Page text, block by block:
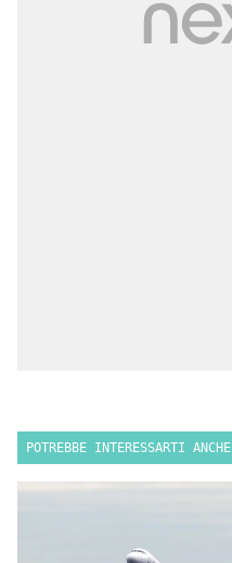
POTREBBE INTERESSARTI ANCHE